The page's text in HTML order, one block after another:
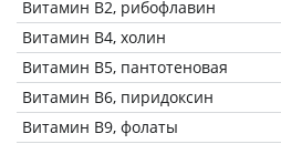
Витамин В2, рибофлавин
Витамин В4, холин
Витамин В5, пантотеновая
Витамин В6, пиридоксин
Витамин В9, фолаты